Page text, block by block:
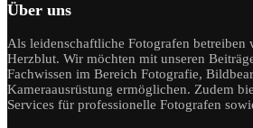
Über uns
Als leidenschaftliche Fotografen betreiben
Herzblut. Wir möchten mit unseren
Fachwissen im Bereich Fotografie,
Kameraausrüstung ermöglichen. Zudem
Services für professionelle Fotografen